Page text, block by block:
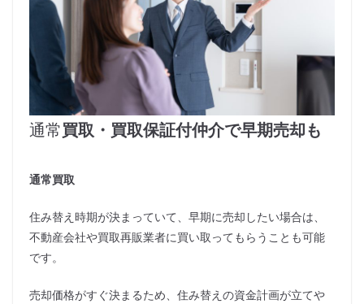
通常買取・買取保証付仲介で早期売却も
通常買取
住み替え時期が決まっていて、早期に売却したい場合は、
不動産会社や買取再販業者に買い取ってもらうことも可能
です。
売却価格がすぐ決まるため、住み替えの資金計画が立てや